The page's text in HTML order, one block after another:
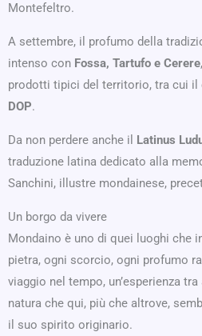
Montefeltro.
A settembre, il profumo della
intenso con Fossa, Tartufo e Cerere
prodotti tipici del territorio, tra cui il
DOP.
Da non perdere anche il Latinus
traduzione latina dedicato alla
Sanchini, illustre mondainese,
Un borgo da vivere
Mondaino è uno di quei luoghi che
pietra, ogni scorcio, ogni profumo
viaggio nel tempo, un’esperienza
natura che qui, più che altrove,
il suo spirito originario.